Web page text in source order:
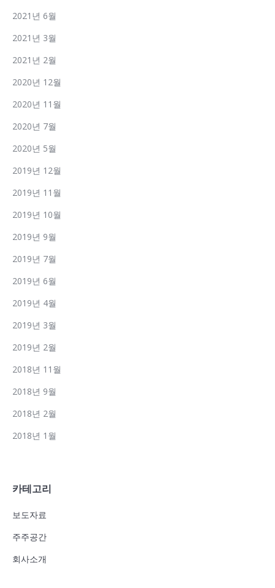
2021년 6월
2021년 3월
2021년 2월
2020년 12월
2020년 11월
2020년 7월
2020년 5월
2019년 12월
2019년 11월
2019년 10월
2019년 9월
2019년 7월
2019년 6월
2019년 4월
2019년 3월
2019년 2월
2018년 11월
2018년 9월
2018년 2월
2018년 1월
카테고리
보도자료
주주공간
회사소개